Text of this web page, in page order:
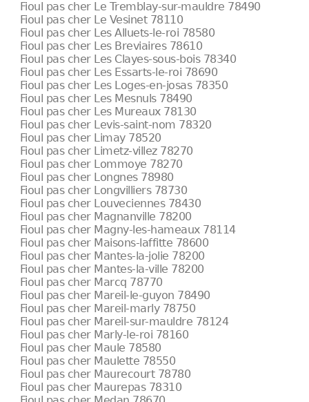
Fioul pas cher Le Tremblay-sur-mauldre 78490
Fioul pas cher Le Vesinet 78110
Fioul pas cher Les Alluets-le-roi 78580
Fioul pas cher Les Breviaires 78610
Fioul pas cher Les Clayes-sous-bois 78340
Fioul pas cher Les Essarts-le-roi 78690
Fioul pas cher Les Loges-en-josas 78350
Fioul pas cher Les Mesnuls 78490
Fioul pas cher Les Mureaux 78130
Fioul pas cher Levis-saint-nom 78320
Fioul pas cher Limay 78520
Fioul pas cher Limetz-villez 78270
Fioul pas cher Lommoye 78270
Fioul pas cher Longnes 78980
Fioul pas cher Longvilliers 78730
Fioul pas cher Louveciennes 78430
Fioul pas cher Magnanville 78200
Fioul pas cher Magny-les-hameaux 78114
Fioul pas cher Maisons-laffitte 78600
Fioul pas cher Mantes-la-jolie 78200
Fioul pas cher Mantes-la-ville 78200
Fioul pas cher Marcq 78770
Fioul pas cher Mareil-le-guyon 78490
Fioul pas cher Mareil-marly 78750
Fioul pas cher Mareil-sur-mauldre 78124
Fioul pas cher Marly-le-roi 78160
Fioul pas cher Maule 78580
Fioul pas cher Maulette 78550
Fioul pas cher Maurecourt 78780
Fioul pas cher Maurepas 78310